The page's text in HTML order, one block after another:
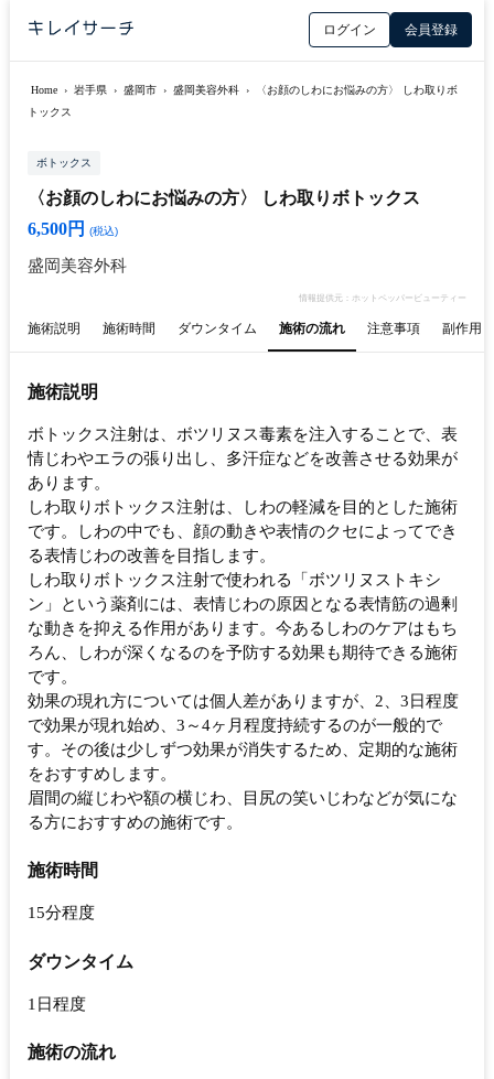
ログイン 会員登録
Home › 岩手県 › 盛岡市 › 盛岡美容外科 ›
〈お顔のしわにお悩みの方〉 しわ取りボ
トックス
ボトックス
〈お顔のしわにお悩みの方〉 しわ取りボトックス
6,500円
(税込)
盛岡美容外科
情報提供元：ホットペッパービューティー
施術説明 施術時間 ダウンタイム 施術の流れ 注意事項 副作用
施術説明
ボトックス注射は、ボツリヌス毒素を注入することで、表
情じわやエラの張り出し、多汗症などを改善させる効果が
あります。
しわ取りボトックス注射は、しわの軽減を目的とした施術
です。しわの中でも、顔の動きや表情のクセによってでき
る表情じわの改善を目指します。
しわ取りボトックス注射で使われる「ボツリヌストキシ
ン」という薬剤には、表情じわの原因となる表情筋の過剰
な動きを抑える作用があります。今あるしわのケアはもち
ろん、しわが深くなるのを予防する効果も期待できる施術
です。
効果の現れ方については個人差がありますが、2、3日程度
で効果が現れ始め、3～4ヶ月程度持続するのが一般的で
す。その後は少しずつ効果が消失するため、定期的な施術
をおすすめします。
眉間の縦じわや額の横じわ、目尻の笑いじわなどが気にな
る方におすすめの施術です。
施術時間
15分程度
ダウンタイム
1日程度
施術の流れ